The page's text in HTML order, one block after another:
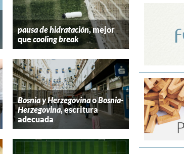
pausa de hidratación, mejor
quecooling break
Bosnia y HerzegovinaoBosnia-
Herzegovina, escritura
adecuada